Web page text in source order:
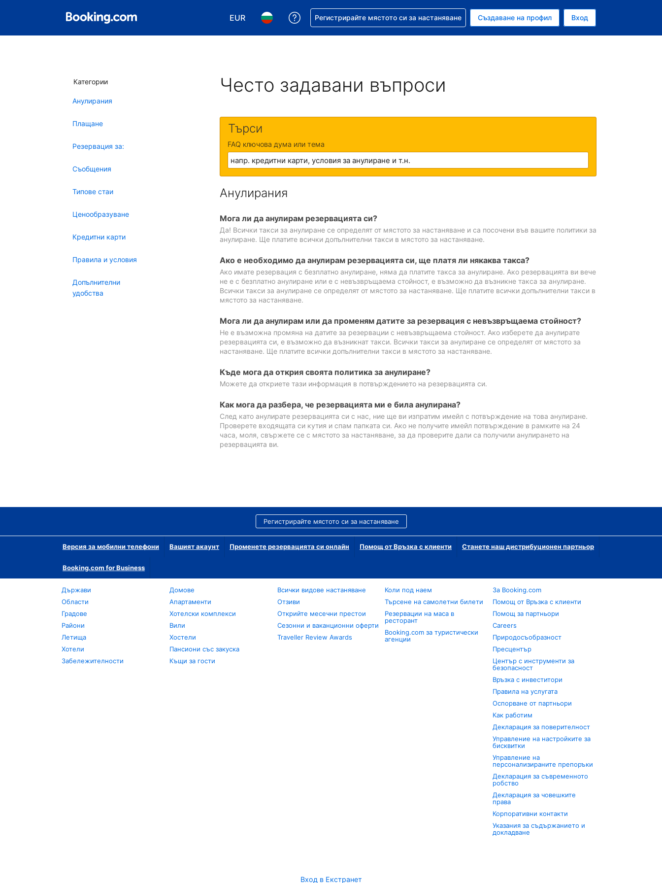
EUR
Избор на валута. Избрана валута - Евро
Избор на език. Избран език - Български
Помощ с резервацията ви
Регистрирайте мястото си за настаняване Създаване на профил Вход
Категории
Анулирания
Плащане
Резервация за:
Съобщения
Типове стаи
Ценообразуване
Кредитни карти
Правила и условия
Допълнителни
удобства
Често задавани въпроси
Търси
FAQ ключова дума или тема
Анулирания
Мога ли да анулирам резервацията си?
Да! Всички такси за анулиране се определят от мястото за настаняване и са посочени във вашите политики за
анулиране. Ще платите всички допълнителни такси в мястото за настаняване.
Ако е необходимо да анулирам резервацията си, ще платя ли някаква такса?
Ако имате резервация с безплатно анулиране, няма да платите такса за анулиране. Ако резервацията ви вече
не е с безплатно анулиране или е с невъзвръщаема стойност, е възможно да възникне такса за анулиране.
Всички такси за анулиране се определят от мястото за настаняване. Ще платите всички допълнителни такси в
мястото за настаняване.
Мога ли да анулирам или да променям датите за резервация с невъзвръщаема стойност?
Не е възможна промяна на датите за резервации с невъзвръщаема стойност. Ако изберете да анулирате
резервацията си, е възможно да възникнат такси. Всички такси за анулиране се определят от мястото за
настаняване. Ще платите всички допълнителни такси в мястото за настаняване.
Къде мога да открия своята политика за анулиране?
Можете да откриете тази информация в потвърждението на резервацията си.
Как мога да разбера, че резервацията ми е била анулирана?
След като анулирате резервацията си с нас, ние ще ви изпратим имейл с потвърждение на това анулиране.
Проверете входящата си кутия и спам папката си. Ако не получите имейл потвърждение в рамките на 24
часа, моля, свържете се с мястото за настаняване, за да проверите дали са получили анулирането на
резервацията ви.
Регистрирайте мястото си за настаняване
Версия за мобилни телефони Вашият акаунт Променете резервацията си онлайн Помощ от Връзка с клиенти Станете наш дистрибуционен партньор
Booking.com for Business
Държави
Области
Градове
Райони
Летища
Хотели
Забележителности
Домове
Апартаменти
Хотелски комплекси
Вили
Хостели
Пансиони със закуска
Къщи за гости
Всички видове настаняване
Отзиви
Открийте месечни престои
Сезонни и ваканционни оферти
Traveller Review Awards
Коли под наем
Търсене на самолетни билети
Резервации на маса в
ресторант
Booking.com за туристически
агенции
За Booking.com
Помощ от Връзка с клиенти
Помощ за партньори
Careers
Природосъобразност
Пресцентър
Център с инструменти за
безопасност
Връзка с инвеститори
Правила на услугата
Оспорване от партньори
Как работим
Декларация за поверителност
Управление на настройките за
бисквитки
Управление на
персонализираните препоръки
Декларация за съвременното
робство
Декларация за човешките
права
Корпоративни контакти
Указания за съдържанието и
докладване
Вход в Екстранет